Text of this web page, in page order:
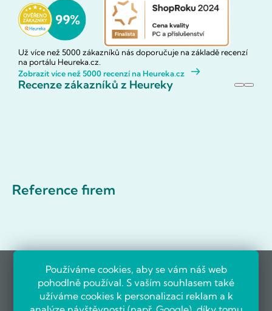
Používáme cookies, aby se vám náš web
pohodlně používal. S vaším souhlasem také
užíváme cookies k personalizaci reklam a k
Už více než 5000 zákazníků nás doporučuje na základě recenzí
na portálu Heureka.cz.
Zobrazit více než 5000 recenzí na Heureka.cz
Recenze zákazníků z Heureky
Reference firem